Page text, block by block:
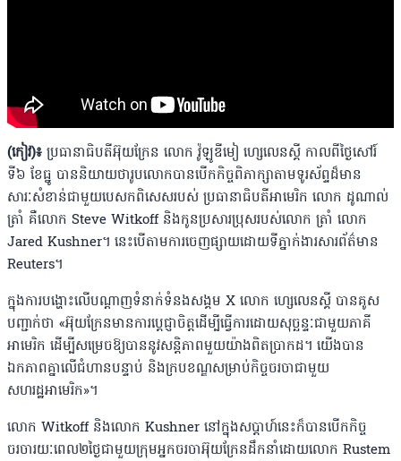
(កៀវ)៖ ប្រធានាធិបតីអ៊ុយក្រែន លោក វ៉ូឡូឌីមៀ ហ្សេលេនស្គី កាលពីថ្ងៃសៅរ៍
ទី៦ ខែធ្នូ បាននិយាយថារូបលោកបានបើកកិច្ចពិភាក្សាតាមទូរស័ព្ទដ៏មាន
សារៈសំខាន់ជាមួយបេសកពិសេសរបស់ ប្រធានាធិបតីអាមេរិក លោក ដូណាល់
ត្រាំ គឺលោក Steve Witkoff និងកូនប្រសារប្រុសរបស់លោក ត្រាំ លោក
Jared Kushner។ នេះបើតាមការចេញផ្សាយដោយទីភ្នាក់ងារសារព័ត៌មាន
Reuters។
ក្នុងការបង្ហោះលើបណ្ដាញទំនាក់ទំនងសង្គម X លោក ហ្សេលេនស្គី បានគូស
បញ្ជាក់ថា «អ៊ុយក្រែនមានការប្ដេជ្ញាចិត្តដើម្បីធ្វើការដោយសុច្ឆន្ទៈជាមួយភាគី
អាមេរិក ដើម្បីសម្រេចឱ្យបាននូវសន្តិភាពមួយយ៉ាងពិតប្រាកដ។ យើងបាន
ឯកភាពគ្នាលើជំហានបន្ទាប់ និងក្របខណ្ឌសម្រាប់កិច្ចចរចាជាមួយ
សហរដ្ឋអាមេរិក»។
លោក Witkoff និងលោក Kushner នៅក្នុងសប្ដាហ៍នេះក៏បានបើកកិច្ច
ចរចារយៈពេល២ថ្ងៃជាមួយក្រុមអ្នកចរចាអ៊ុយក្រែនដឹកនាំដោយលោក Rustem